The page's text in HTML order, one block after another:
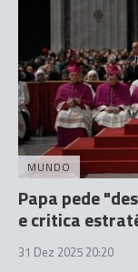
MUNDO
Papa pede
e critica
31 Dez 2025 20:20